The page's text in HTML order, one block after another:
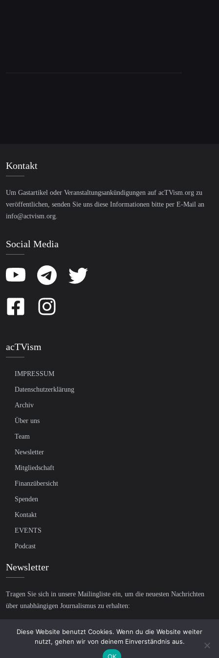
Kontakt
Um Gastartikel oder Veranstaltungsankündigungen auf acTVism.org zu
veröffentlichen, senden Sie uns diese Informationen bitte per E-Mail an
info@actvism.org.
Social Media
acTVism
IMPRESSUM
Datenschutzerklärung
Archiv
Über uns
Team
Newsletter
Mitgliedschaft
Finanzübersicht
Spenden
Kontakt
EVENTS
Podcast
Newsletter
Tragen Sie sich in unsere Mailingliste ein, um die neuesten Nachrichten
über unabhängigen Journalismus zu erhalten:
Diese Website benutzt Cookies. Wenn du die Website weiter
nutzt, gehen wir von deinem Einverständnis aus.
OK